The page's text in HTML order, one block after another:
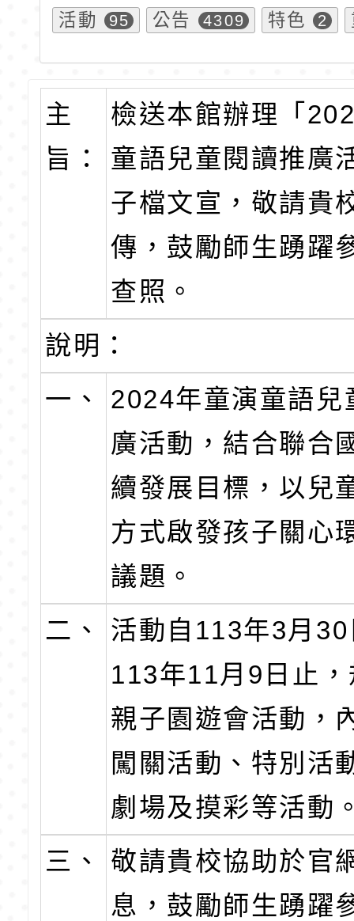
活動 95 公告 4309 特色 2
主
旨：
檢送本館辦理「
童語兒童閱讀推廣
子檔文宣，敬請貴
傳，鼓勵師生踴躍
查照。
說明：
一、
2024年童演童語兒
廣活動，結合聯合
續發展目標，以兒
方式啟發孩子關心
議題。
二、
活動自113年3月
113年11月9日止
親子園遊會活動，
闖關活動、特別活
劇場及摸彩等活動
三、
敬請貴校協助於官
息，鼓勵師生踴躍